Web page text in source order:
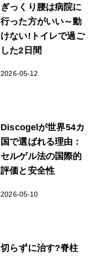
ぎっくり腰は病院に
行った方がいい～動
けない!トイレで過ご
した2日間
2026-05-12
Discogelが世界54カ
国で選ばれる理由：
セルゲル法の国際的
評価と安全性
2026-05-10
切らずに治す?脊柱